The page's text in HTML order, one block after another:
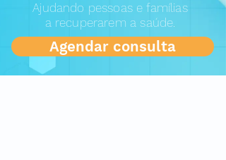
Ajudando pessoas e famílias
a recuperarem a saúde.
Agendar consulta